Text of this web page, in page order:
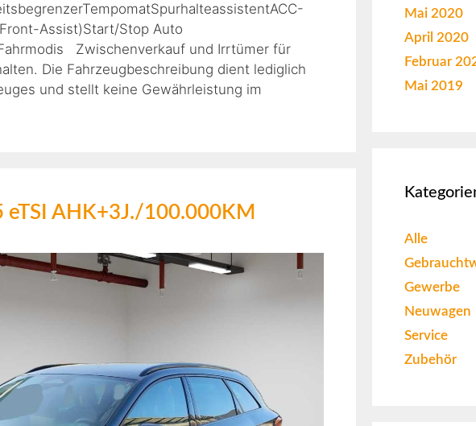
Assist)Start/Stop Auto
Zwischenverkauf und Irrtümer für
Die Fahrzeugbeschreibung dient lediglich
und stellt keine Gewährleistung im
AHK+3J./100.000KM
Mai 2020
April 2020
Februar
Mai 2019
Alle
Gewerbe
Neuwagen
Service
Zubehör